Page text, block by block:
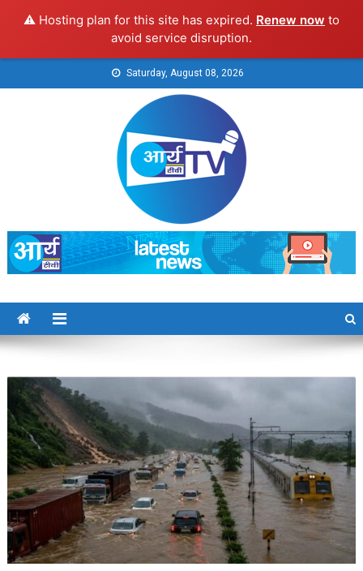
⚠️ Hosting plan for this site has expired. Renew now to
avoid service disruption.
to
Saturday, August 08, 2026
Arya TV